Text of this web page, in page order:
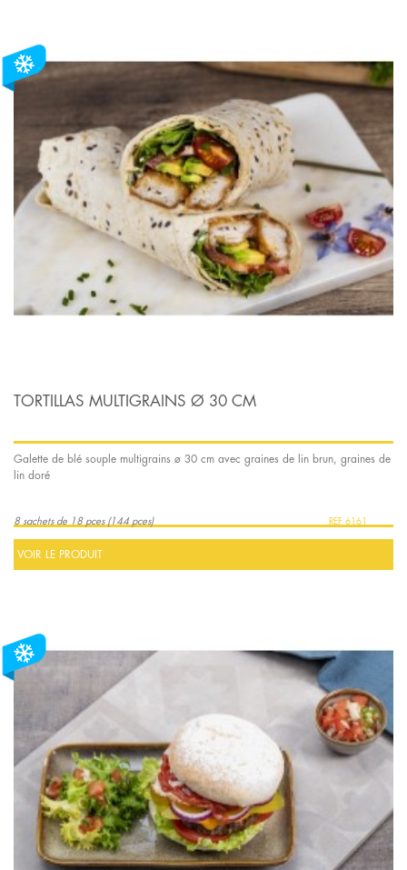
TORTILLAS MULTIGRAINS Ø 30 CM
Galette de blé souple multigrains ø 30 cm avec graines de lin brun, graines de
lin doré
8 sachets de 18 pces (144 pces) 6161
VOIR LE PRODUIT